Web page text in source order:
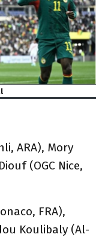
ARA), Mory
(OGC Nice,
FRA),
Koulibaly (Al-